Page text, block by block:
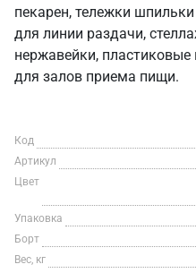
пекарен, тележки
для линии раздачи,
нержавейки,
для залов приема пищи.
Код
Артикул
Цвет
Упаковка
Борт
Вес, кг